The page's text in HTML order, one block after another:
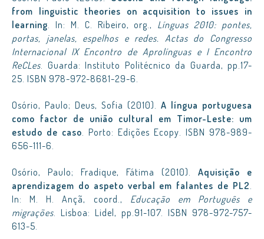
from linguistic theories on acquisition to issues in
learning. In: M. C. Ribeiro, org., Línguas 2010: pontes,
portas, janelas, espelhos e redes. Actas do Congresso
Internacional IX Encontro de Aprolínguas e I Encontro
ReCLes. Guarda: Instituto Politécnico da Guarda, pp.17-
25. ISBN 978-972-8681-29-6.
Osório, Paulo; Deus, Sofia (2010). A língua portuguesa
como factor de união cultural em Timor-Leste: um
estudo de caso. Porto: Edições Ecopy. ISBN 978-989-
656-111-6.
Osório, Paulo; Fradique, Fátima (2010). Aquisição e
aprendizagem do aspeto verbal em falantes de PL2.
In: M. H. Ançã, coord., Educação em Português e
migrações. Lisboa: Lidel, pp.91-107. ISBN 978-972-757-
613-5.